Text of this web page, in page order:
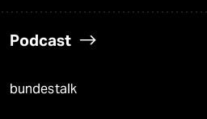
Podcast
bundestalk